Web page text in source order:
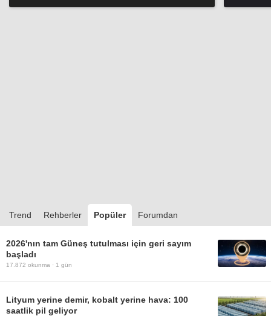
Trend Rehberler Popüler Forumdan
2026'nın tam Güneş tutulması için geri sayım
başladı
17.872 okunma · 1 gün
Lityum yerine demir, kobalt yerine hava: 100
saatlik pil geliyor